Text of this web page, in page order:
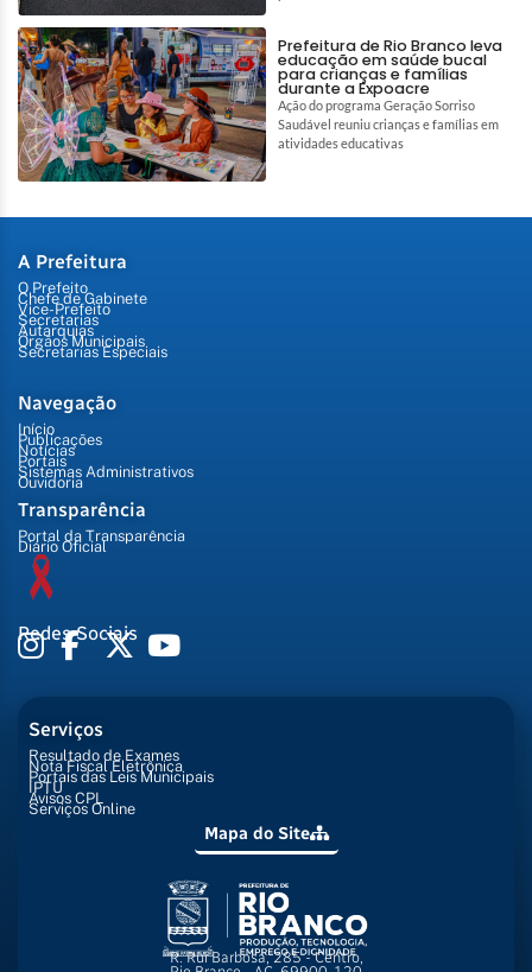
Prefeitura de Rio Branco leva
educação em saúde bucal
para crianças e famílias
durante a Expoacre
Ação do programa Geração Sorriso
Saudável reuniu crianças e famílias em
atividades educativas
A Prefeitura
O Prefeito
Chefe de Gabinete
Vice-Prefeito
Secretarias
Autarquias
Órgãos Municipais
Secretarias Especiais
Navegação
Início
Publicações
Notícias
Portais
Sistemas Administrativos
Ouvidoria
Transparência
Portal da Transparência
Diário Oficial
Redes Sociais
Serviços
Resultado de Exames
Nota Fiscal Eletrônica
Portais das Leis Municipais
IPTU
Avisos CPL
Serviços Online
Mapa do Site
R. Rui Barbosa, 285 - Centro,